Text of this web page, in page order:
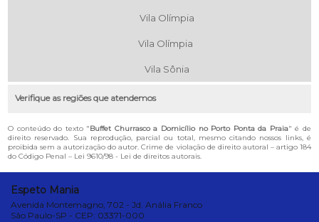
Vila Olímpia
Vila Olímpia
Vila Sônia
Verifique as regiões que atendemos
O conteúdo do texto "Buffet Churrasco a Domicílio no Porto Ponta da Praia" é de
direito reservado. Sua reprodução, parcial ou total, mesmo citando nossos links, é
proibida sem a autorização do autor. Crime de violação de direito autoral – artigo 184
do Código Penal – Lei 9610/98 - Lei de direitos autorais.
Espeto Mania
Avenida Montemagno, 702 - Jd. Anália Franco
São Paulo-SP - CEP: 03371-000